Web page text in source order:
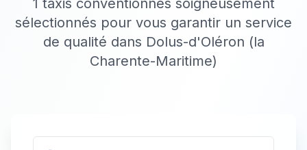
1 taxis conventionnés soigneusement
sélectionnés pour vous garantir un service
de qualité dans Dolus-d'Oléron (la
Charente-Maritime)